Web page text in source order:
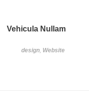
Vehicula Nullam
design, Website